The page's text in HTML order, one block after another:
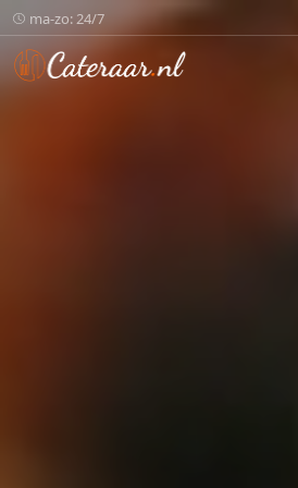
ma-zo: 24/7